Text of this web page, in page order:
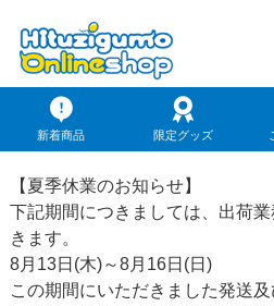
新着商品 限定グッズ
【夏季休業のお知らせ】
下記期間につきましては、出荷
きます。
8月13日(木)～8月16日(日)
この期間にいただきました発送